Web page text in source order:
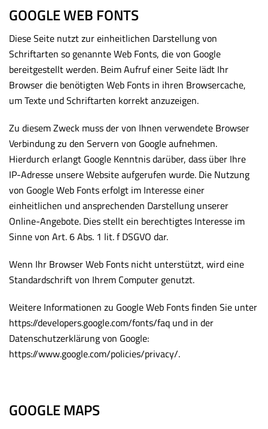
GOOGLE WEB FONTS
Diese Seite nutzt zur einheitlichen Darstellung von
Schriftarten so genannte Web Fonts, die von Google
bereitgestellt werden. Beim Aufruf einer Seite lädt Ihr
Browser die benötigten Web Fonts in ihren Browsercache,
um Texte und Schriftarten korrekt anzuzeigen.
Zu diesem Zweck muss der von Ihnen verwendete Browser
Verbindung zu den Servern von Google aufnehmen.
Hierdurch erlangt Google Kenntnis darüber, dass über Ihre
IP-Adresse unsere Website aufgerufen wurde. Die Nutzung
von Google Web Fonts erfolgt im Interesse einer
einheitlichen und ansprechenden Darstellung unserer
Online-Angebote. Dies stellt ein berechtigtes Interesse im
Sinne von Art. 6 Abs. 1 lit. f DSGVO dar.
Wenn Ihr Browser Web Fonts nicht unterstützt, wird eine
Standardschrift von Ihrem Computer genutzt.
Weitere Informationen zu Google Web Fonts finden Sie unter
https://developers.google.com/fonts/faq und in der
Datenschutzerklärung von Google:
https://www.google.com/policies/privacy/.
GOOGLE MAPS